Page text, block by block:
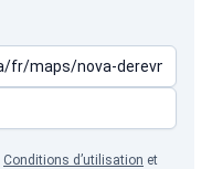
Conditions d’utilisation et